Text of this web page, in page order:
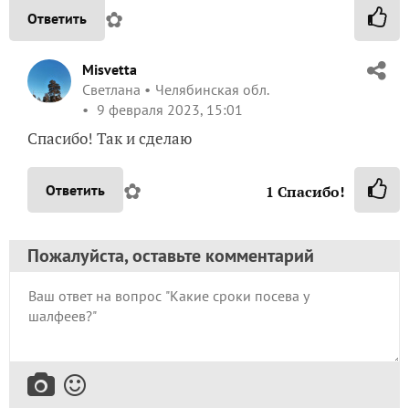
Ответить ✿
Misvetta
Светлана
Челябинская обл.
9 февраля 2023, 15:01
Спасибо! Так и сделаю
Ответить ✿ 1 Спасибо!
Пожалуйста, оставьте комментарий